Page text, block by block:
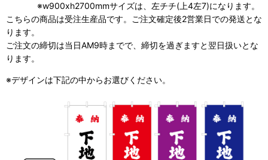
※w900xh2700mmサイズは、左チチ(上4左7)になります。
こちらの商品は受注生産品です。ご注文確定後2営業日での発送とな
ります。
ご注文の締切は当日AM9時までで、締切を過ぎますと翌日扱いとな
ります。
※デザインは下記の中からお選びください。